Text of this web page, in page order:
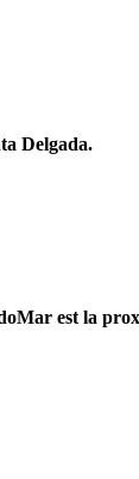
Delgada.
est la